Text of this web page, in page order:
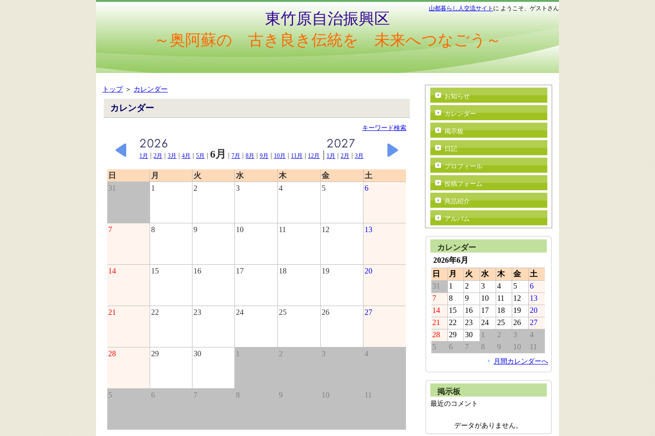
山都暮らし人交流サイト に ようこそ、ゲストさん
東竹原自治振興区
～奥阿蘇の 古き良き伝統を 未来へつなごう～
トップ＞ カレンダー
カレンダー
キーワード検索
1月 | 2月 | 3月 | 4月 | 5月 | 6月 | 7月 | 8月 | 9月 | 10月 | 11月 | 12月 | 1月 | 2月 | 3月
日 月 火 水 木 金
土
31
1 2 3 4 5 6
7 8 9 10 11 12 13
14 15 16 17 18 19 20
21 22 23 24 25 26 27
28 29 30 1 2 3 4
5 6 7 8 9 10 11
お知らせ
カレンダー
掲示板
日記
プロフィール
投稿フォーム
商品紹介
アルバム
カレンダー
2026年6月
日
月 火 水 木 金
土
31
1 2 3 4 5
6
7
8 9 10 11 12
13
14
15 16 17 18 19
20
21
22 23 24 25 26
27
28
29 30 1 2 3
4
5
6 7 8 9 10 11
月間カレンダーへ
掲示板
最近のコメント
データがありません。